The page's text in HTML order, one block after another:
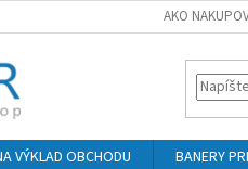
AKO
VÝKLAD OBCHODU BANERY